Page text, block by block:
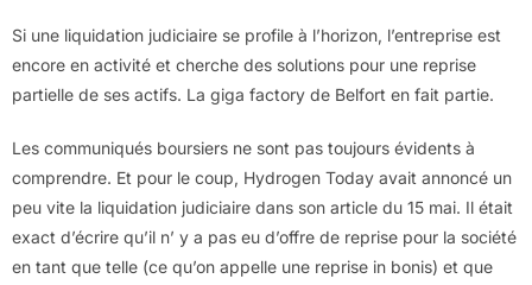
Si une liquidation judiciaire se profile à l’horizon, l’entreprise est
encore en activité et cherche des solutions pour une reprise
partielle de ses actifs. La giga factory de Belfort en fait partie.
Les communiqués boursiers ne sont pas toujours évidents à
comprendre. Et pour le coup, Hydrogen Today avait annoncé un
peu vite la liquidation judiciaire dans son article du 15 mai. Il était
exact d’écrire qu’il n’ y a pas eu d’offre de reprise pour la société
en tant que telle (ce qu’on appelle une reprise in bonis) et que